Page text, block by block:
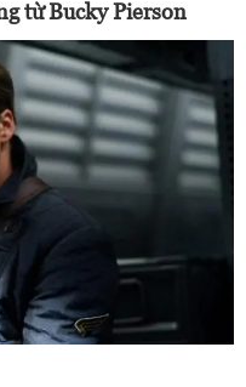
từ Bucky Pierson